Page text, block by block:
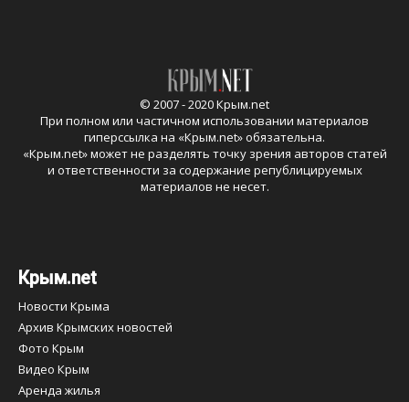
© 2007 - 2020 Крым.net
При полном или частичном использовании материалов
гиперссылка на «Крым.net» обязательна.
«Крым.net» может не разделять точку зрения авторов статей
и ответственности за содержание републицируемых
материалов не несет.
Крым.net
Новости Крыма
Архив Крымских новостей
Фото Крым
Видео Крым
Аренда жилья